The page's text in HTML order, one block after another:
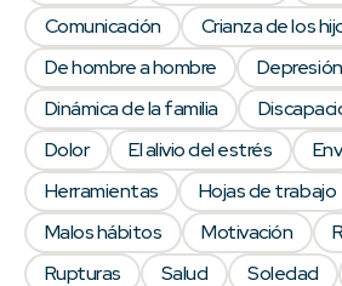
Comunicación
Crianza de los
De hombre a hombre
Depresión
Dinámica de la familia
Dolor
El alivio del estrés
Herramientas
Hojas de trabajo
Malos hábitos
Motivación
Rupturas
Salud Soledad